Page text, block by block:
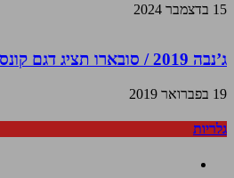
15 בדצמבר 2024
ג’נבה 2019 / סובארו תציג דגם קונספט חדש, דגמי הייבריד
19 בפברואר 2019
גלריות